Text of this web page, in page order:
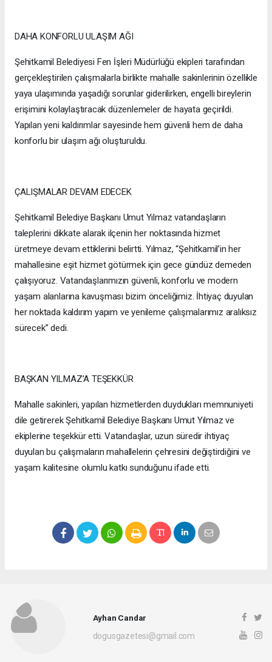
DAHA KONFORLU ULAŞIM AĞI
Şehitkamil Belediyesi Fen İşleri Müdürlüğü ekipleri tarafından
gerçekleştirilen çalışmalarla birlikte mahalle sakinlerinin özellikle
yaya ulaşımında yaşadığı sorunlar giderilirken, engelli bireylerin
erişimini kolaylaştıracak düzenlemeler de hayata geçirildi.
Yapılan yeni kaldırımlar sayesinde hem güvenli hem de daha
konforlu bir ulaşım ağı oluşturuldu.
ÇALIŞMALAR DEVAM EDECEK
Şehitkamil Belediye Başkanı Umut Yılmaz vatandaşların
taleplerini dikkate alarak ilçenin her noktasında hizmet
üretmeye devam ettiklerini belirtti. Yılmaz, “Şehitkamil’in her
mahallesine eşit hizmet götürmek için gece gündüz demeden
çalışıyoruz. Vatandaşlarımızın güvenli, konforlu ve modern
yaşam alanlarına kavuşması bizim önceliğimiz. İhtiyaç duyulan
her noktada kaldırım yapım ve yenileme çalışmalarımız aralıksız
sürecek” dedi.
BAŞKAN YILMAZ’A TEŞEKKÜR
Mahalle sakinleri, yapılan hizmetlerden duydukları memnuniyeti
dile getirerek Şehitkamil Belediye Başkanı Umut Yılmaz ve
ekiplerine teşekkür etti. Vatandaşlar, uzun süredir ihtiyaç
duyulan bu çalışmaların mahallelerin çehresini değiştirdiğini ve
yaşam kalitesine olumlu katkı sunduğunu ifade etti.
Ayhan Candar
dogusgazetesi@gmail.com